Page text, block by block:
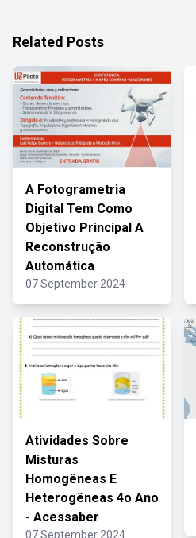
Related Posts
A Fotogrametria
Digital Tem Como
Objetivo Principal A
Reconstrução
Automática
07 September 2024
Atividades Sobre
Misturas
Homogêneas E
Heterogêneas 4o Ano
- Acessaber
07 September 2024